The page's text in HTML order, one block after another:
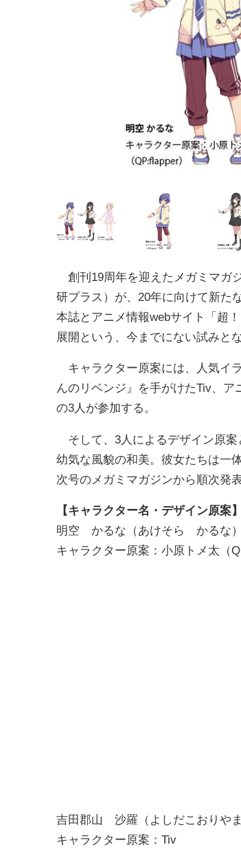
創刊19周年を迎えたメガミマガ
研プラス）が、20年に向けて新た
本誌とアニメ情報webサイト「超
展開という、今までにない試みとな
キャラクター原案には、人気イ
んのリベンジ』を手がけたTiv、
の3人が参加する。
そして、3人によるデザイン原案
幼気な風貌の和美。彼女たちは一
次号のメガミマガジンから順次発
【キャラクター名・デザイン原案】
明空 かるな（あけそら かるな）
キャラクター原案：小原トメ太（
吉田郡山 沙羅（よしだこおりや
キャラクター原案：Tiv